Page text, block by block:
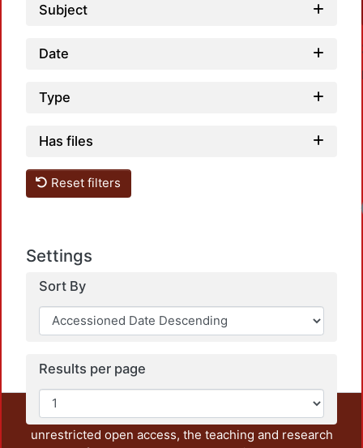
Subject
Date
Type
Has files
Reset filters
Settings
Sort By
Results per page
This repository preserves and disseminates, in
unrestricted open access, the teaching and research